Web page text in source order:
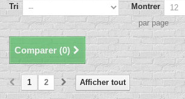
Tri
Montrer
par page
Comparer (0)
Afficher tout
1 2